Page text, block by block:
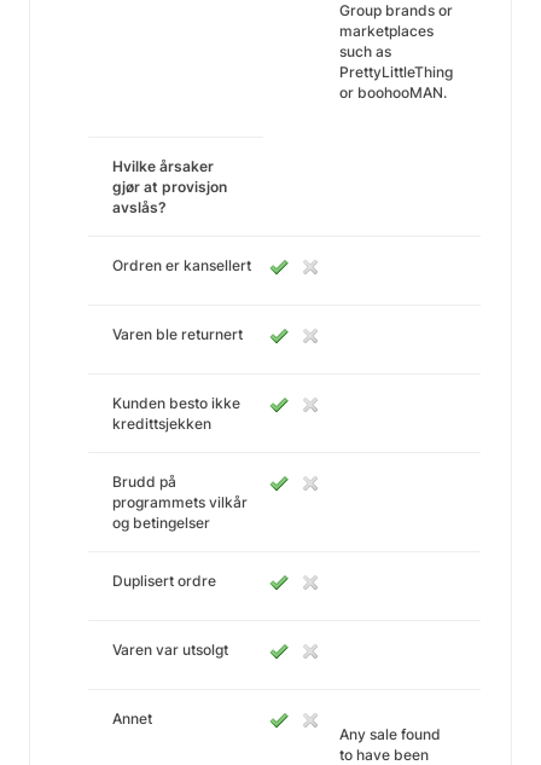
Group brands or
marketplaces
such as
PrettyLittleThing
or boohooMAN.
Hvilke årsaker
gjør at provisjon
avslås?
Ordren er kansellert
Varen ble returnert
Kunden besto ikke
kredittsjekken
Brudd på
programmets vilkår
og betingelser
Duplisert ordre
Varen var utsolgt
Annet
Any sale found
to have been